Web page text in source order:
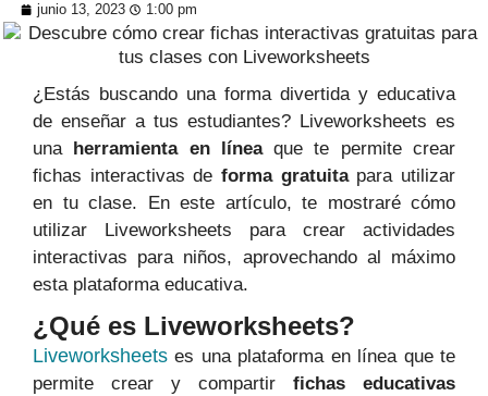
junio 13, 2023 1:00 pm
¿Estás buscando una forma divertida y educativa
de enseñar a tus estudiantes? Liveworksheets es
una
herramienta en líneaque te permite crear
fichas interactivas de forma gratuitapara utilizar
en tu clase. En este artículo, te mostraré cómo
utilizar Liveworksheets para crear actividades
interactivas para niños, aprovechando al máximo
esta plataforma educativa.
¿Qué es Liveworksheets?
Liveworksheets es una plataforma en línea que te
permite crear y compartir fichas educativas